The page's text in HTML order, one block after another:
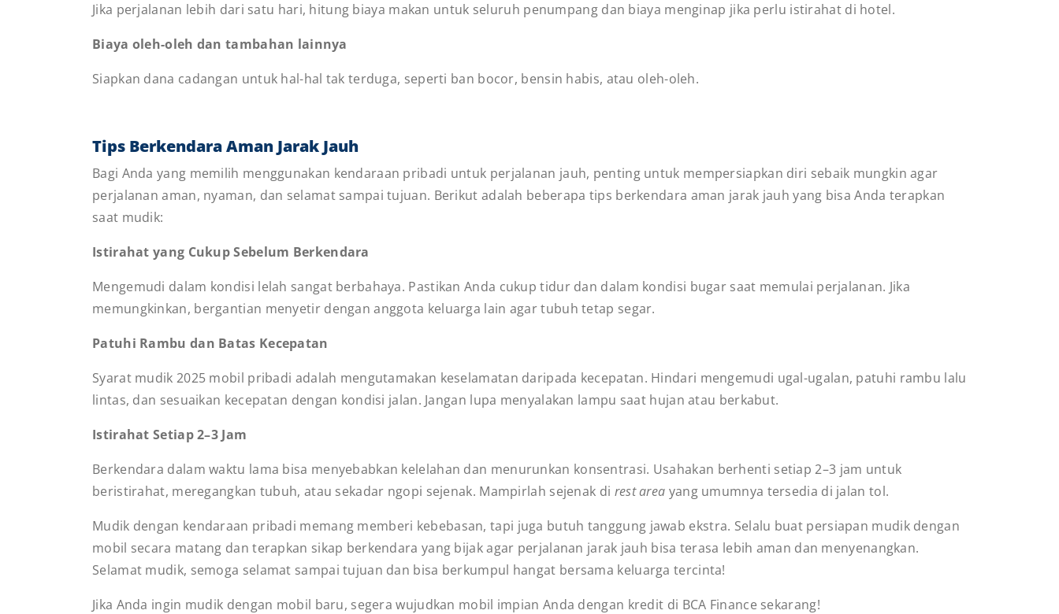
Jika perjalanan lebih dari satu hari, hitung biaya makan untuk seluruh penumpang dan biaya menginap jika perlu istirahat di hotel.
Biaya oleh-oleh dan tambahan lainnya
Siapkan dana cadangan untuk hal-hal tak terduga, seperti ban bocor, bensin habis, atau oleh-oleh.
Tips Berkendara Aman Jarak Jauh
Bagi Anda yang memilih menggunakan kendaraan pribadi untuk perjalanan jauh, penting untuk mempersiapkan diri sebaik mungkin agar
perjalanan aman, nyaman, dan selamat sampai tujuan. Berikut adalah beberapa tips berkendara aman jarak jauh yang bisa Anda terapkan
saat mudik:
Istirahat yang Cukup Sebelum Berkendara
Mengemudi dalam kondisi lelah sangat berbahaya. Pastikan Anda cukup tidur dan dalam kondisi bugar saat memulai perjalanan. Jika
memungkinkan, bergantian menyetir dengan anggota keluarga lain agar tubuh tetap segar.
Patuhi Rambu dan Batas Kecepatan
Syarat mudik 2025 mobil pribadi adalah mengutamakan keselamatan daripada kecepatan. Hindari mengemudi ugal-ugalan, patuhi rambu lalu
lintas, dan sesuaikan kecepatan dengan kondisi jalan. Jangan lupa menyalakan lampu saat hujan atau berkabut.
Istirahat Setiap 2–3 Jam
Berkendara dalam waktu lama bisa menyebabkan kelelahan dan menurunkan konsentrasi. Usahakan berhenti setiap 2–3 jam untuk
beristirahat, meregangkan tubuh, atau sekadar ngopi sejenak. Mampirlah sejenak di rest area yang umumnya tersedia di jalan tol.
Mudik dengan kendaraan pribadi memang memberi kebebasan, tapi juga butuh tanggung jawab ekstra. Selalu buat persiapan mudik dengan
mobil secara matang dan terapkan sikap berkendara yang bijak agar perjalanan jarak jauh bisa terasa lebih aman dan menyenangkan.
Selamat mudik, semoga selamat sampai tujuan dan bisa berkumpul hangat bersama keluarga tercinta!
Jika Anda ingin mudik dengan mobil baru, segera wujudkan mobil impian Anda dengan kredit di BCA Finance sekarang!